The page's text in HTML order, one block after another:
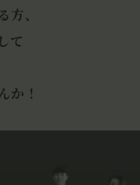
、
て
か！